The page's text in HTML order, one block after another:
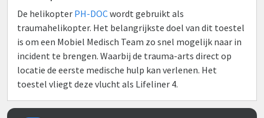
De helikopter PH-DOCwordt gebruikt als
traumahelikopter. Het belangrijkste doel van dit toestel
is om een Mobiel Medisch Team zo snel mogelijk naar in
incident te brengen. Waarbij de trauma-arts direct op
locatie de eerste medische hulp kan verlenen. Het
toestel vliegt deze vlucht als Lifeliner 4.